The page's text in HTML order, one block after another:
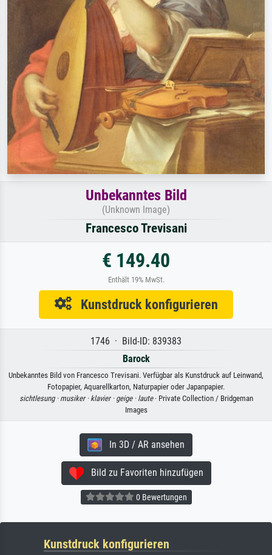
Unbekanntes Bild
(Unknown Image)
Francesco Trevisani
€ 149.40
Enthält 19% MwSt.
Kunstdruck konfigurieren
1746 · Bild-ID: 839383
Barock
Unbekanntes Bild von Francesco Trevisani. Verfügbar als Kunstdruck auf Leinwand,
Fotopapier, Aquarellkarton, Naturpapier oder Japanpapier.
sichtlesung · musiker · klavier · geige · laute· Private Collection / Bridgeman
Images
In 3D / AR ansehen
Bild zu Favoriten hinzufügen
0 Bewertungen
Kunstdruck konfigurieren